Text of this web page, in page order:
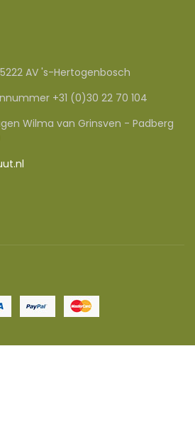
AV 's-Hertogenbosch
+31 (0)30 22 70 104
Wilma van Grinsven - Padberg